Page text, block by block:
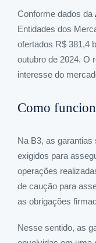
Conforme dados da
Entidades dos
ofertados R$ 381,4
outubro de 2024. O
interesse do
Como
Na B3, as garantias
exigidos para
operações
de caução para
as obrigações
Nesse sentido, as